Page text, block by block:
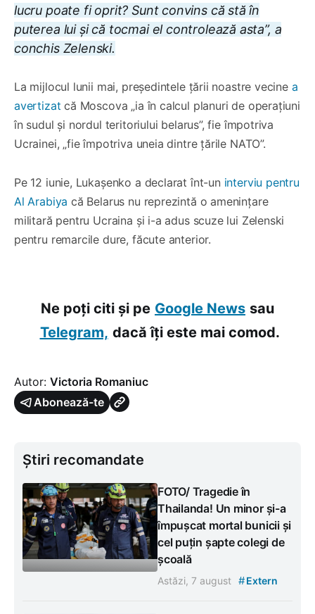
lucru poate fi oprit? Sunt convins că stă în
puterea lui și că tocmai el controlează asta”, a
conchis Zelenski.
La mijlocul lunii mai, președintele țării noastre vecine a
avertizat că Moscova „ia în calcul planuri de operațiuni
în sudul și nordul teritoriului belarus”, fie împotriva
Ucrainei, „fie împotriva uneia dintre țările NATO”.
Pe 12 iunie, Lukașenko a declarat înt-un interviu pentru
Al Arabiya că Belarus nu reprezintă o amenințare
militară pentru Ucraina și i-a adus scuze lui Zelenski
pentru remarcile dure, făcute anterior.
Ne poți citi și pe Google News sau
Telegram, dacă îți este mai comod.
Autor: Victoria Romaniuc
Abonează-te
Știri recomandate
FOTO/ Tragedie în
Thailanda! Un minor și-a
împușcat mortal bunicii și
cel puțin șapte colegi de
școală
Astăzi, 7 august #Extern